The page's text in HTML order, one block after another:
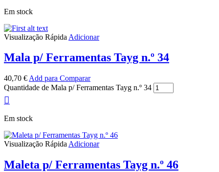
Em stock
Visualização Rápida Adicionar
Mala p/ Ferramentas Tayg n.º 34
40,70 € Add para Comparar
Quantidade de Mala p/ Ferramentas Tayg n.º 34
Em stock
Visualização Rápida Adicionar
Maleta p/ Ferramentas Tayg n.º 46